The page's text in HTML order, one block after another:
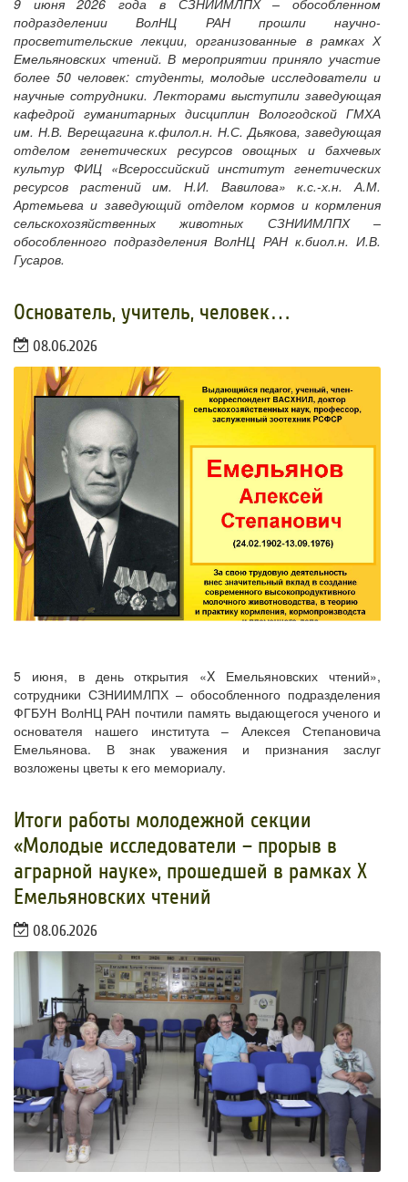
9 июня 2026 года в СЗНИИМЛПХ – обособленном
подразделении ВолНЦ РАН прошли научно-
просветительские лекции, организованные в рамках Х
Емельяновских чтений. В мероприятии приняло участие
более 50 человек: студенты, молодые исследователи и
научные сотрудники. Лекторами выступили заведующая
кафедрой гуманитарных дисциплин Вологодской ГМХА
им. Н.В. Верещагина к.филол.н. Н.С. Дьякова, заведующая
отделом генетических ресурсов овощных и бахчевых
культур ФИЦ «Всероссийский институт генетических
ресурсов растений им. Н.И. Вавилова» к.с.-х.н. А.М.
Артемьева и заведующий отделом кормов и кормления
сельскохозяйственных животных СЗНИИМЛПХ –
обособленного подразделения ВолНЦ РАН к.биол.н. И.В.
Гусаров.
​Основатель, учитель, человек…
08.06.2026
5 июня, в день открытия «X Емельяновских чтений»,
сотрудники СЗНИИМЛПХ – обособленного подразделения
ФГБУН ВолНЦ РАН почтили память выдающегося ученого и
основателя нашего института – Алексея Степановича
Емельянова. В знак уважения и признания заслуг
возложены цветы к его мемориалу.
Итоги работы молодежной секции
«Молодые исследователи – прорыв в
аграрной науке», прошедшей в рамках Х
Емельяновских чтений
08.06.2026